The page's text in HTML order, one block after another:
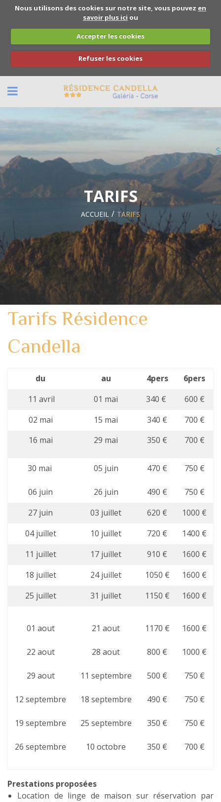
Nous utilisons des cookies sur notre site, vous pouvez en
savoir plus ici ou
Accepter les cookies
Refuser les cookies
BACK
NOUS CONTACTER
RÉSERVATION
TARIFS
ACCUEIL TARIFS
Tarifs Résidence
Candella
du au 4pers
6pers
11 avril
01 mai 340 €
600 €
02 mai
15 mai 340 €
700 €
16 mai
29 mai 350 € 700 €
30 mai
06 juin
05 juin
26 juin
470 €
490 €
750 €
750 €
27 juin
03 juillet 620 €
1000 €
04 juillet
10 juillet 720 €
1400 €
11 juillet
17 juillet 910 €
1600 €
18 juillet
24 juillet 1050 €
1600 €
25 juillet
31 juillet 1150 € 1600 €
01 aout
22 aout
29 aout
12 septembre
19 septembre
26 septembre
21 aout
28 aout
11 septembre
18 septembre
25 septembre
10 octobre
1170 €
800 €
500 €
490 €
350 €
350 €
1600 €
1000 €
750 €
750 €
750 €
700 €
Prestations proposées
Location de linge de maison sur réservation par